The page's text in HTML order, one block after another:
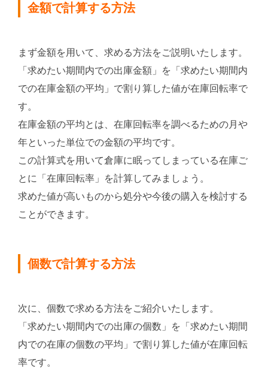
金額で計算する方法
まず金額を用いて、求める方法をご説明いたします。
「求めたい期間内での出庫金額」を「求めたい期間内
での在庫金額の平均」で割り算した値が在庫回転率で
す。
在庫金額の平均とは、在庫回転率を調べるための月や
年といった単位での金額の平均です。
この計算式を用いて倉庫に眠ってしまっている在庫ご
とに「在庫回転率」を計算してみましょう。
求めた値が高いものから処分や今後の購入を検討する
ことができます。
個数で計算する方法
次に、個数で求める方法をご紹介いたします。
「求めたい期間内での出庫の個数」を「求めたい期間
内での在庫の個数の平均」で割り算した値が在庫回転
率です。